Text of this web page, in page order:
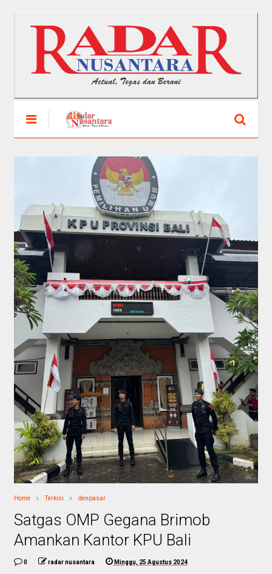
Home Terkini denpasar
Satgas OMP Gegana Brimob
Amankan Kantor KPU Bali
0 radar nusantara Minggu, 25 Agustus 2024